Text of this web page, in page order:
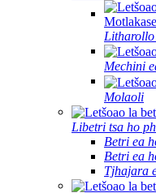
Litharollo
Mechini
Molaoli
Libetri tsa ho
Betri ea
Betri ea
Tjhajara